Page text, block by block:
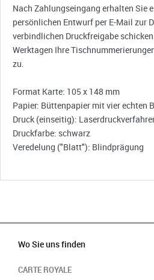
Nach Zahlungseingang erhalten Sie
persönlichen Entwurf per E-Mail zur
verbindlichen Druckfreigabe
Werktagen Ihre
zu.
Format Karte: 105 x 148 mm
Papier: Büttenpapier mit vier echten
Druck (einseitig):
Druckfarbe: schwarz
Veredelung ("Blatt"): Blindprägung
Wo Sie uns finden
CARTE ROYALE